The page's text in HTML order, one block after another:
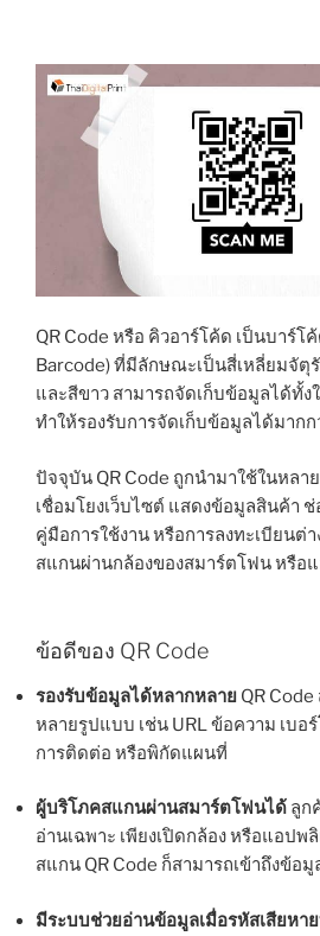
QR Code หรือ คิวอาร์โค้ด เป็นบาร์โ
Barcode) ที่มีลักษณะเป็นสี่เหลี่ยมจัตุ
และสีขาว สามารถจัดเก็บข้อมูลได้ทั้
ทำให้รองรับการจัดเก็บข้อมูลได้มากก
ปัจจุบัน QR Code ถูกนำมาใช้ในหลา
เชื่อมโยงเว็บไซต์ แสดงข้อมูลสินค้า
คู่มือการใช้งาน หรือการลงทะเบียนต่
สแกนผ่านกล้องของสมาร์ตโฟน หรือ
ข้อดีของ QR Code
รองรับข้อมูลได้หลากหลาย QR
หลายรูปแบบ เช่น URL ข้อความ เบอ
การติดต่อ หรือพิกัดแผนที่
ผู้บริโภคสแกนผ่านสมาร์ตโฟนได้ ลูก
อ่านเฉพาะ เพียงเปิดกล้อง หรือแอปพ
สแกน QR Code ก็สามารถเข้าถึงข้อมู
มีระบบช่วยอ่านข้อมูลเมื่อรหัสเสียหา